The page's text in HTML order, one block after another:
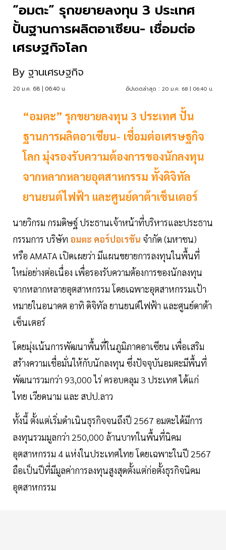
“อมตะ” รุกขยายลงทุน 3 ประเทศ
ปั้นฐานการผลิตอาเซียน- เชื่อมต่อ
เศรษฐกิจโลก
By ฐานเศรษฐกิจ
20 ม.ค. 68 | 06:40 น. อัปเดตล่าสุด : 20 ม.ค. 68 | 06:40 น.
“อมตะ” รุกขยายลงทุน 3 ประเทศ ปั้น
ฐานการผลิตอาเซียน- เชื่อมต่อเศรษฐกิจ
โลก มุ่งรองรับความต้องการของนักลงทุน
จากหลากหลายอุตสาหกรรม ทั้งดิจิทัล
ยานยนต์ไฟฟ้า และศูนย์ดาต้าเซ็นเตอร์
นายวิกรม กรมดิษฐ์ ประธานเจ้าหน้าที่บริหารและประธาน
กรรมการ บริษัท อมตะ คอร์ปอเรชัน จำกัด (มหาชน)
หรือ AMATA เปิดเผยว่า มีแผนขยายการลงทุนในพื้นที่
ใหม่อย่างต่อเนื่อง เพื่อรองรับความต้องการของนักลงทุน
จากหลากหลายอุตสาหกรรม โดยเฉพาะอุตสาหกรรมเป้า
หมายในอนาคต อาทิ ดิจิทัล ยานยนต์ไฟฟ้า และศูนย์ดาต้า
เซ็นเตอร์
โดยมุ่งเน้นการพัฒนาพื้นที่ในภูมิภาคอาเซียน เพื่อเสริม
สร้างความเชื่อมั่นให้กับนักลงทุน ซึ่งปัจจุบันอมตะมีพื้นที่
พัฒนารวมกว่า 93,000 ไร่ ครอบคลุม 3 ประเทศ ได้แก่
ไทย เวียดนาม และ สปป.ลาว
ทั้งนี้ ตั้งแต่เริ่มดำเนินธุรกิจจนถึงปี 2567 อมตะได้มีการ
ลงทุนรวมมูลกว่า 250,000 ล้านบาทในพื้นที่นิคม
อุตสาหกรรม 4 แห่งในประเทศไทย โดยเฉพาะในปี 2567
ถือเป็นปีที่มีมูลค่าการลงทุนสูงสุดตั้งแต่ก่อตั้งธุรกิจนิคม
อุตสาหกรรม